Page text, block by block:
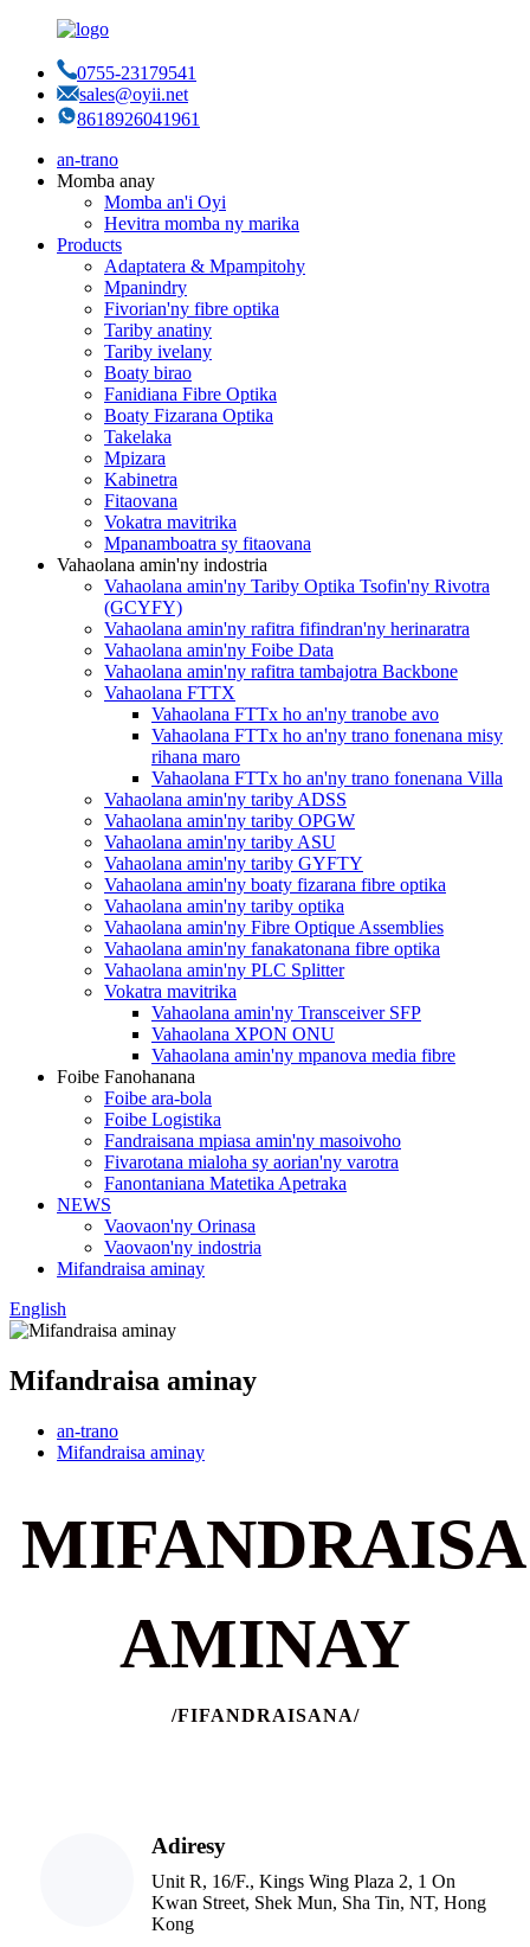
0755-23179541
sales@oyii.net
8618926041961
an-trano
Momba anay
Momba an'i Oyi
Hevitra momba ny marika
Products
Adaptatera & Mpampitohy
Mpanindry
Fivorian'ny fibre optika
Tariby anatiny
Tariby ivelany
Boaty birao
Fanidiana Fibre Optika
Boaty Fizarana Optika
Takelaka
Mpizara
Kabinetra
Fitaovana
Vokatra mavitrika
Mpanamboatra sy fitaovana
Vahaolana amin'ny indostria
Vahaolana amin'ny Tariby Optika Tsofin'ny Rivotra
(GCYFY)
Vahaolana amin'ny rafitra fifindran'ny herinaratra
Vahaolana amin'ny Foibe Data
Vahaolana amin'ny rafitra tambajotra Backbone
Vahaolana FTTX
Vahaolana FTTx ho an'ny tranobe avo
Vahaolana FTTx ho an'ny trano fonenana misy
rihana maro
Vahaolana FTTx ho an'ny trano fonenana Villa
Vahaolana amin'ny tariby ADSS
Vahaolana amin'ny tariby OPGW
Vahaolana amin'ny tariby ASU
Vahaolana amin'ny tariby GYFTY
Vahaolana amin'ny boaty fizarana fibre optika
Vahaolana amin'ny tariby optika
Vahaolana amin'ny Fibre Optique Assemblies
Vahaolana amin'ny fanakatonana fibre optika
Vahaolana amin'ny PLC Splitter
Vokatra mavitrika
Vahaolana amin'ny Transceiver SFP
Vahaolana XPON ONU
Vahaolana amin'ny mpanova media fibre
Foibe Fanohanana
Foibe ara-bola
Foibe Logistika
Fandraisana mpiasa amin'ny masoivoho
Fivarotana mialoha sy aorian'ny varotra
Fanontaniana Matetika Apetraka
NEWS
Vaovaon'ny Orinasa
Vaovaon'ny indostria
Mifandraisa aminay
English
Mifandraisa aminay
an-trano
Mifandraisa aminay
MIFANDRAISA
AMINAY
/FIFANDRAISANA/
Adiresy
Unit R, 16/F., Kings Wing Plaza 2, 1 On
Kwan Street, Shek Mun, Sha Tin, NT, Hong
Kong